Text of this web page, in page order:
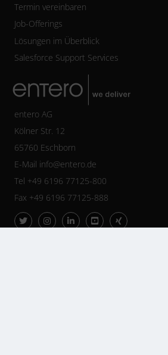
Termin vereinbaren
Job-Offerings
Lösungen im Überblick
Salesforce Support Services
entero AG
Kölner Str. 12
65760 Eschborn
E-Mail info@entero.de
Tel +49 6196 77125-800
Fax +49 6196 77125-888